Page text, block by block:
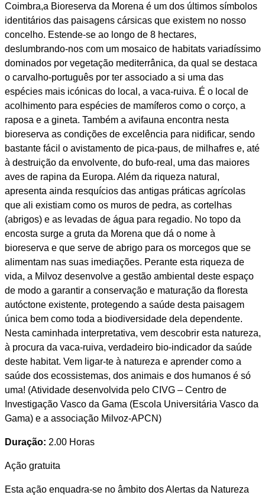
Coimbra,a Bioreserva da Morena é um dos últimos símbolos
identitários das paisagens cársicas que existem no nosso
concelho. Estende-se ao longo de 8 hectares,
deslumbrando-nos com um mosaico de habitats variadíssimo
dominados por vegetação mediterrânica, da qual se destaca
o carvalho-português por ter associado a si uma das
espécies mais icónicas do local, a vaca-ruiva. É o local de
acolhimento para espécies de mamíferos como o corço, a
raposa e a gineta. Também a avifauna encontra nesta
bioreserva as condições de excelência para nidificar, sendo
bastante fácil o avistamento de pica-paus, de milhafres e, até
à destruição da envolvente, do bufo-real, uma das maiores
aves de rapina da Europa. Além da riqueza natural,
apresenta ainda resquícios das antigas práticas agrícolas
que ali existiam como os muros de pedra, as cortelhas
(abrigos) e as levadas de água para regadio. No topo da
encosta surge a gruta da Morena que dá o nome à
bioreserva e que serve de abrigo para os morcegos que se
alimentam nas suas imediações. Perante esta riqueza de
vida, a Milvoz desenvolve a gestão ambiental deste espaço
de modo a garantir a conservação e maturação da floresta
autóctone existente, protegendo a saúde desta paisagem
única bem como toda a biodiversidade dela dependente.
Nesta caminhada interpretativa, vem descobrir esta natureza,
à procura da vaca-ruiva, verdadeiro bio-indicador da saúde
deste habitat. Vem ligar-te à natureza e aprender como a
saúde dos ecossistemas, dos animais e dos humanos é só
uma! (Atividade desenvolvida pelo CIVG – Centro de
Investigação Vasco da Gama (Escola Universitária Vasco da
Gama) e a associação Milvoz-APCN)
Duração: 2.00 Horas
Ação gratuita
Esta ação enquadra-se no âmbito dos Alertas da Natureza